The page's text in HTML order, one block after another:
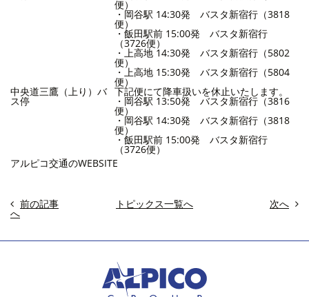
便）
・岡谷駅 14:30発 バスタ新宿行（3818
便）
・飯田駅前 15:00発 バスタ新宿行
（3726便）
・上高地 14:30発 バスタ新宿行（5802
便）
・上高地 15:30発 バスタ新宿行（5804
便）
中央道三鷹（上り）バ
ス停
下記便にて降車扱いを休止いたします。
・岡谷駅 13:50発 バスタ新宿行（3816
便）
・岡谷駅 14:30発 バスタ新宿行（3818
便）
・飯田駅前 15:00発 バスタ新宿行
（3726便）
アルピコ交通のWEBSITE
前の記事
へ
トピックス一覧へ 次へ